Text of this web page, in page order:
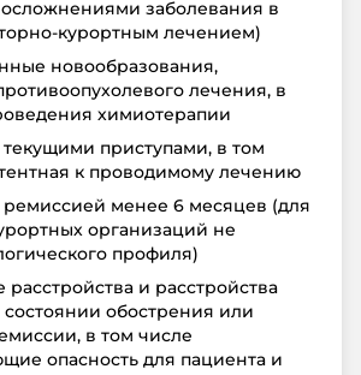
заболевания в
курортным лечением)
новообразования,
лечения, в
химиотерапии
приступами, в том
к проводимому лечению
менее 6 месяцев (для
организаций не
профиля)
и расстройства
обострения или
в том числе
опасность для пациента и